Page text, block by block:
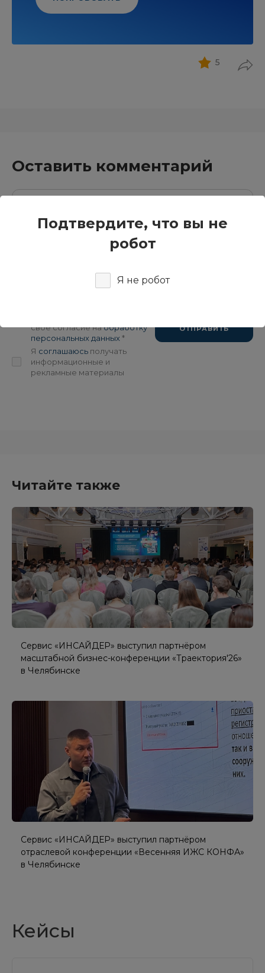
Подтвердите, что вы не
робот
Я не робот
5
Оставить комментарий
свое согласие наобработку
персональных данных*
Я соглашаюсь получать
информационные и
рекламные материалы
ОТПРАВИТЬ
Читайте также
Сервис «ИНСАЙДЕР» выступил партнёром
масштабной бизнес-конференции «Траектория'26»
в Челябинске
Сервис «ИНСАЙДЕР» выступил партнёром
отраслевой конференции «Весенняя ИЖС КОНФА»
в Челябинске
Кейсы